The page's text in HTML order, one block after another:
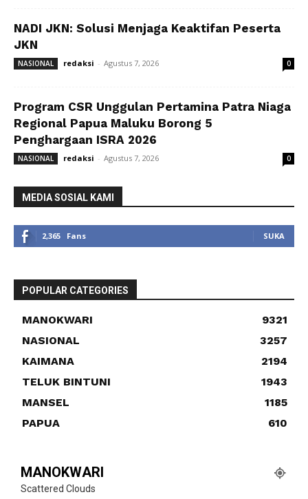
NADI JKN: Solusi Menjaga Keaktifan Peserta
JKN
NASIONAL redaksi - Agustus 7, 2026 0
Program CSR Unggulan Pertamina Patra Niaga
Regional Papua Maluku Borong 5
Penghargaan ISRA 2026
NASIONAL redaksi - Agustus 7, 2026 0
MEDIA SOSIAL KAMI
2,365 Fans SUKA
POPULAR CATEGORIES
MANOKWARI
9321
NASIONAL
3257
KAIMANA
2194
TELUK BINTUNI
1943
MANSEL
1185
PAPUA
610
MANOKWARI
Scattered Clouds